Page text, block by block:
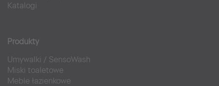
Katalogi
Produkty
Umywalki / SensoWash
Miski toaletowe
Meble łazienkowe